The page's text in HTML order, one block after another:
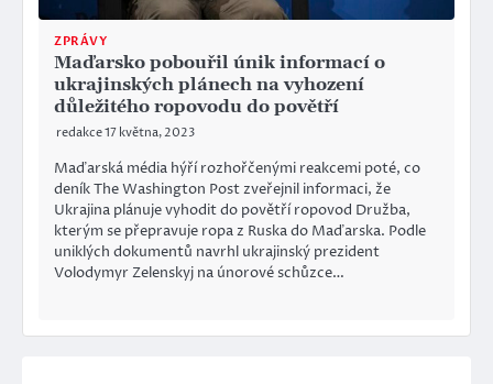
ZPRÁVY
Maďarsko pobouřil únik informací o
ukrajinských plánech na vyhození
důležitého ropovodu do povětří
redakce17 května, 2023
Maďarská média hýří rozhořčenými reakcemi poté, co
deník The Washington Post zveřejnil informaci, že
Ukrajina plánuje vyhodit do povětří ropovod Družba,
kterým se přepravuje ropa z Ruska do Maďarska. Podle
uniklých dokumentů navrhl ukrajinský prezident
Volodymyr Zelenskyj na únorové schůzce…